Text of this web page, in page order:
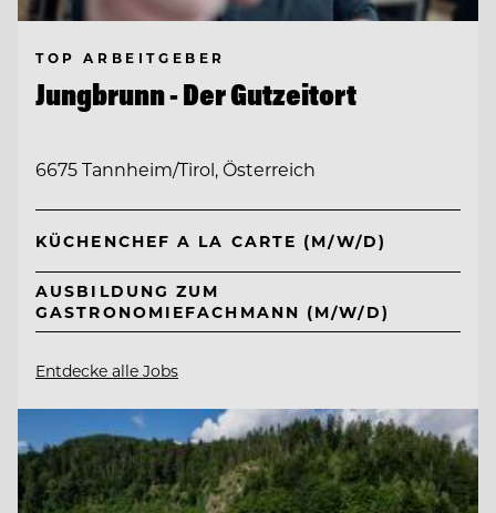
TOP ARBEITGEBER
Jungbrunn - Der Gutzeitort
6675 Tannheim/Tirol, Österreich
KÜCHENCHEF A LA CARTE (M/W/D)
AUSBILDUNG ZUM
GASTRONOMIEFACHMANN (M/W/D)
Entdecke alle Jobs